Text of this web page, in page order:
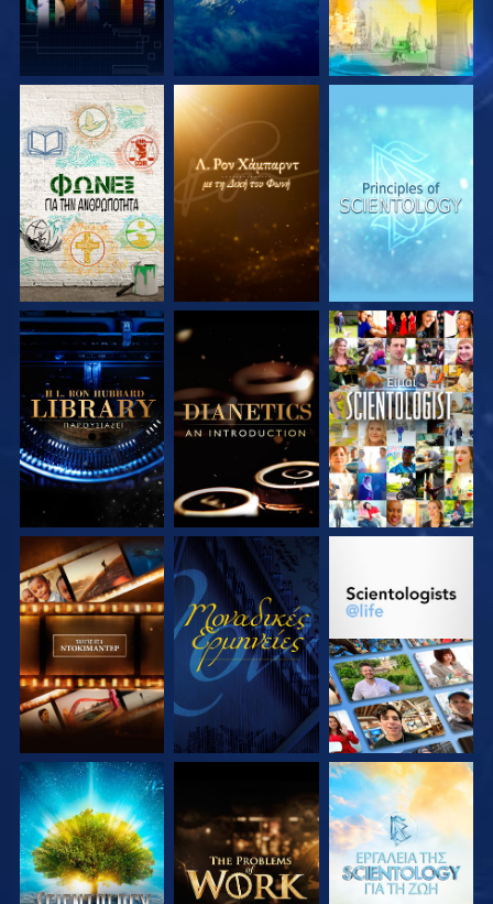
ΕΞΕΡΕΥΝΗΣΤΕ ΤΗ
ΣΕΙΡΑ
ΕΞΕΡΕΥΝΗΣΤΕ ΤΗ
ΣΕΙΡΑ
ΕΞΕΡΕΥΝΗΣΤΕ ΤΗ
ΣΕΙΡΑ
ΕΞΕΡΕΥΝΗΣΤΕ ΤΗ
ΣΕΙΡΑ
ΕΞΕΡΕΥΝΗΣΤΕ ΤΗ
ΣΕΙΡΑ
ΠΑΡΑΚΟΛΟΥΘΗΣΤΕ
ΕΞΕΡΕΥΝΗΣΤΕ ΤΗ
ΣΕΙΡΑ
ΠΑΡΑΚΟΛΟΥΘΗΣΤΕ
ΕΞΕΡΕΥΝΗΣΤΕ ΤΗ
ΕΞΕΡΕΥΝΗΣΤΕ ΤΗ
ΣΕΙΡΑ
ΕΞΕΡΕΥΝΗΣΤΕ ΤΗ
ΣΕΙΡΑ
ΕΞΕΡΕΥΝΗΣΤΕ ΤΗ
ΣΕΙΡΑ